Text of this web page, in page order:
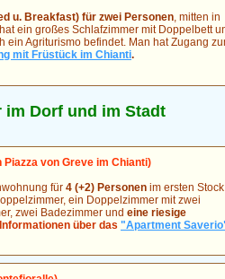
u. Breakfast) für zwei Personen, mitten in
ein großes Schlafzimmer mit Doppelbett
ein Agriturismo befindet. Man hat Zugang
mit Früstück im Chianti.
im Dorf und im Stadt
von Greve im Chianti)
für 4 (+2) Personen im ersten Stock
ein Doppelzimmer mit zwei
zwei Badezimmer und eine riesige
über das "Apartment